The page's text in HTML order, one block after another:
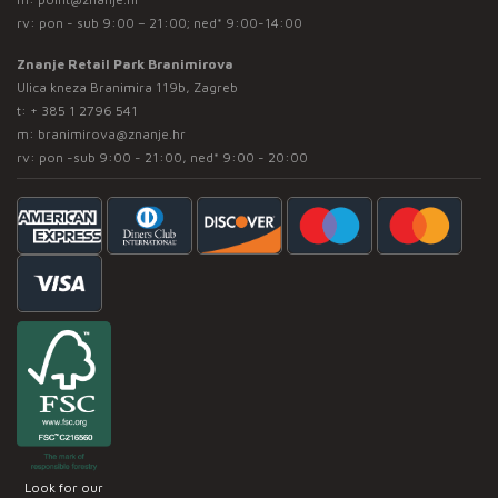
rv: pon - sub 9:00 – 21:00; ned* 9:00-14:00
Znanje Retail Park Branimirova
Ulica kneza Branimira 119b, Zagreb
t: + 385 1 2796 541
m: branimirova@znanje.hr
rv: pon -sub 9:00 - 21:00, ned* 9:00 - 20:00
Look for our